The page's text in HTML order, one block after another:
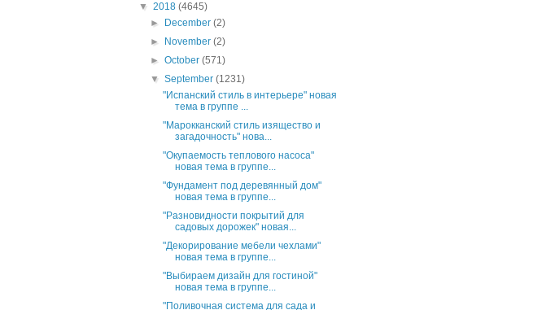
▼ 2018 (4645)
►
December(2)
►
November(2)
►October(571)
▼September(1231)
"Испанский стиль в интерьере" новая
тема в группе ...
"Марокканский стиль изящество и
загадочность" нова...
"Окупаемость теплового насоса"
новая тема в группе...
"Фундамент под деревянный дом"
новая тема в группе...
"Разновидности покрытий для
садовых дорожек" новая...
"Декорирование мебели чехлами"
новая тема в группе...
"Выбираем дизайн для гостиной"
новая тема в группе...
"Поливочная система для сада и